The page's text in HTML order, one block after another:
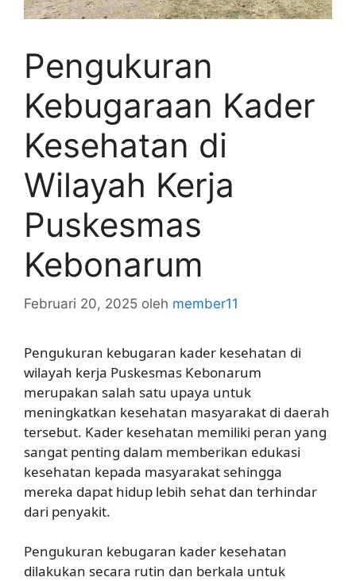
Pengukuran
Kebugaraan Kader
Kesehatan di
Wilayah Kerja
Puskesmas
Kebonarum
Februari 20, 2025 oleh member11
Pengukuran kebugaran kader kesehatan di
wilayah kerja Puskesmas Kebonarum
merupakan salah satu upaya untuk
meningkatkan kesehatan masyarakat di daerah
tersebut. Kader kesehatan memiliki peran yang
sangat penting dalam memberikan edukasi
kesehatan kepada masyarakat sehingga
mereka dapat hidup lebih sehat dan terhindar
dari penyakit.
Pengukuran kebugaran kader kesehatan
dilakukan secara rutin dan berkala untuk